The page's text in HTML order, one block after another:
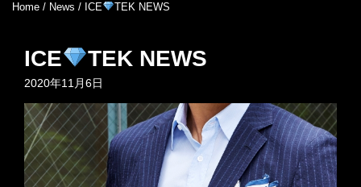
Home / News / ICE TEK NEWS
ICE TEK NEWS
2020年11月6日